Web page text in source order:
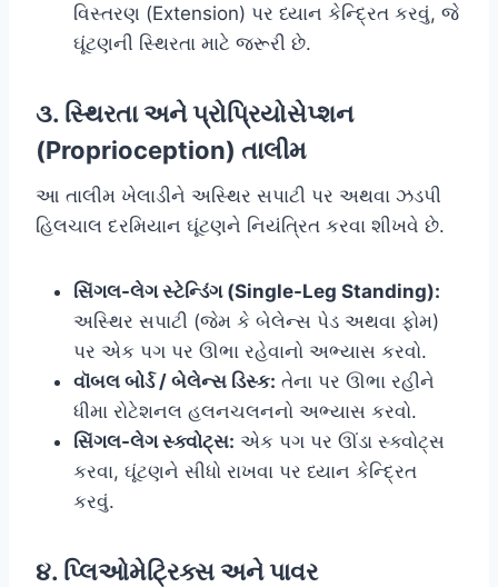
વિસ્તરણ (Extension) પર ધ્યાન કેન્દ્રિત કરવું, જે
ઘૂંટણની સ્થિરતા માટે જરૂરી છે.
૩. સ્થિરતા અને પ્રોપ્રિયોસેપ્શન
(Proprioception) તાલીમ
આ તાલીમ ખેલાડીને અસ્થિર સપાટી પર અથવા ઝડપી
હિલચાલ દરમિયાન ઘૂંટણને નિયંત્રિત કરવા શીખવે છે.
સિંગલ-લેગ સ્ટેન્ડિંગ (Single-Leg Standing):
અસ્થિર સપાટી (જેમ કે બેલેન્સ પેડ અથવા ફોમ)
પર એક પગ પર ઊભા રહેવાનો અભ્યાસ કરવો.
વૉબલ બોર્ડ / બેલેન્સ ડિસ્ક: તેના પર ઊભા રહીને
ધીમા રોટેશનલ હલનચલનનો અભ્યાસ કરવો.
સિંગલ-લેગ સ્ક્વોટ્સ: એક પગ પર ઊંડા સ્ક્વોટ્સ
કરવા, ઘૂંટણને સીધો રાખવા પર ધ્યાન કેન્દ્રિત
કરવું.
૪. પ્લિઓમેટ્રિક્સ અને પાવર